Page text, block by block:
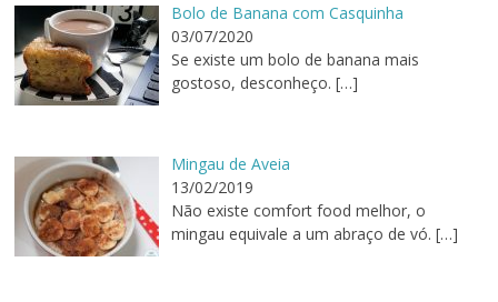
Bolo de Banana com Casquinha
03/07/2020
Se existe um bolo de banana mais
gostoso, desconheço. […]
Mingau de Aveia
13/02/2019
Não existe comfort food melhor, o
mingau equivale a um abraço de vó. […]